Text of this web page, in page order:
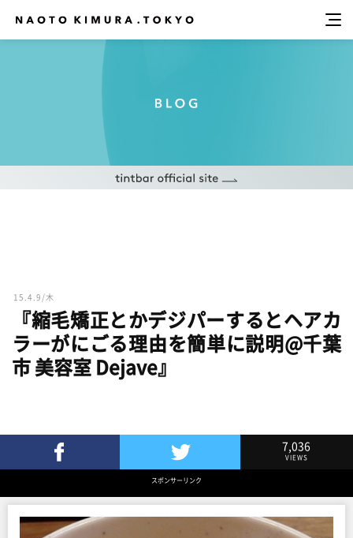
15.4.9/木
『縮毛矯正とかデジパーするとヘアカ
ラーがにごる理由を簡単に説明@千葉
市 美容室 Dejave』
Twitterでツイート
7,036
VIEWS
スポンサーリンク